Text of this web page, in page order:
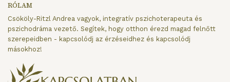
RÓLAM
Csököly-Ritzl Andrea vagyok, integratív pszichoterapeuta és
pszichodráma vezető. Segítek, hogy otthon érezd magad felnőtt
szerepeidben - kapcsolódj az érzéseidhez és kapcsolódj
másokhoz!